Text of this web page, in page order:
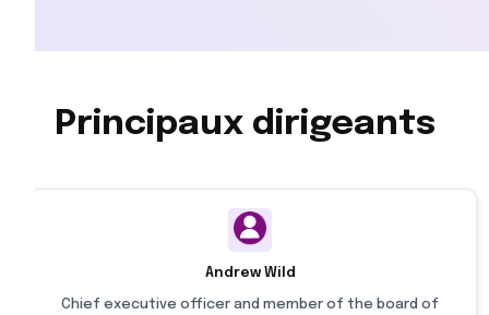
Principaux dirigeants
Andrew Wild
Chief executive officer and member of the board of